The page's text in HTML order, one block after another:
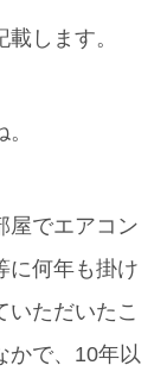
します。
屋でエアコン
に何年も掛け
いただいたこ
かで、10年以